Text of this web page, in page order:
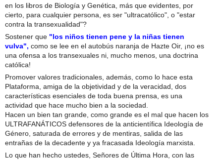
en los libros de Biología y Genética, más que evidentes, por
cierto, para cualquier persona, es ser "ultracatólico", o "estar
contra la transexualidad"?
Sostener que "los niños tienen pene y la niñas tienen
vulva", como se lee en el autobús naranja de Hazte Oir, ¡no es
una ofensa a los transexuales ni, mucho menos, una doctrina
católica!
Promover valores tradicionales, además, como lo hace esta
Plataforma, amiga de la objetividad y de la veracidad, dos
características esenciales de toda buena prensa, es una
actividad que hace mucho bien a la sociedad.
Hacen un bien tan grande, como grande es el mal que hacen los
ULTRAFANÁTICOS defensores de la anticientífica Ideología de
Género, saturada de errores y de mentiras, salida de las
entrañas de la decadente y ya fracasada Ideología marxista.
Lo que han hecho ustedes, Señores de Última Hora, con las